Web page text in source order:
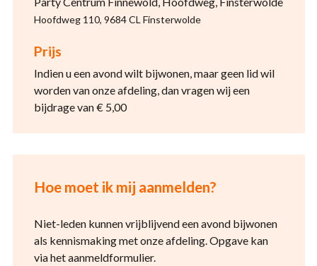
Hoofdweg 110, 9684 CL Finsterwolde
Prijs
Indien u een avond wilt bijwonen, maar geen lid wil
worden van onze afdeling, dan vragen wij een
bijdrage van € 5,00
Hoe moet ik mij aanmelden?
Niet-leden kunnen vrijblijvend een avond bijwonen
als kennismaking met onze afdeling. Opgave kan
via het aanmeldformulier.